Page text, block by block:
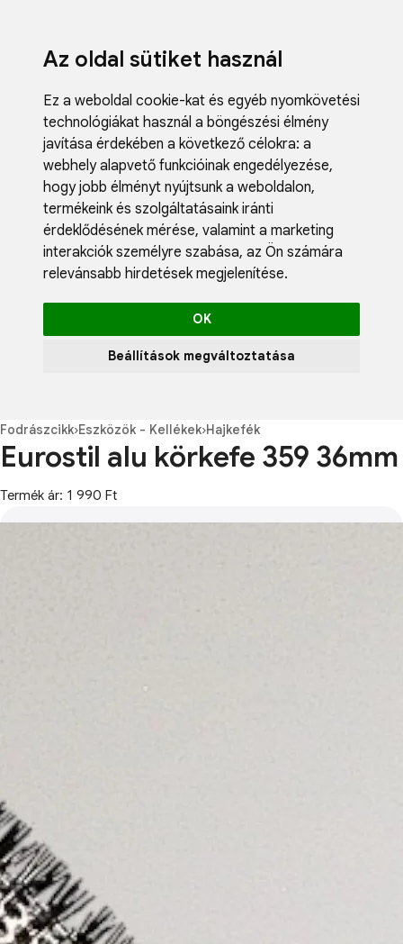
Az oldal sütiket használ
Ez a weboldal cookie-kat és egyéb nyomkövetési
technológiákat használ a böngészési élmény
javítása érdekében a következő célokra: a
webhely alapvető funkcióinak engedélyezése,
hogy jobb élményt nyújtsunk a weboldalon,
termékeink és szolgáltatásaink iránti
érdeklődésének mérése, valamint a marketing
interakciók személyre szabása, az Ön számára
relevánsabb hirdetések megjelenítése.
OK
Beállítások megváltoztatása
Blog
Fodrászcikk›Eszközök - Kellékek›Hajkefék
Eurostil alu körkefe 359 36mm
Termék ár: 1 990 Ft